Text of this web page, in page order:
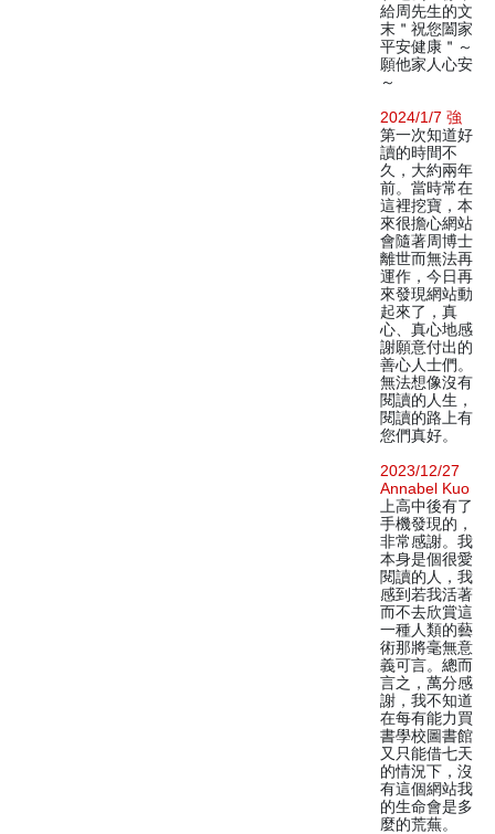
給周先生的文
末＂祝您闔家
平安健康＂～
願他家人心安
～
2024/1/7 強
第一次知道好
讀的時間不
久，大約兩年
前。當時常在
這裡挖寶，本
來很擔心網站
會隨著周博士
離世而無法再
運作，今日再
來發現網站動
起來了，真
心、真心地感
謝願意付出的
善心人士們。
無法想像沒有
閱讀的人生，
閱讀的路上有
您們真好。
2023/12/27
Annabel Kuo
上高中後有了
手機發現的，
非常感謝。我
本身是個很愛
閱讀的人，我
感到若我活著
而不去欣賞這
一種人類的藝
術那將毫無意
義可言。總而
言之，萬分感
謝，我不知道
在每有能力買
書學校圖書館
又只能借七天
的情況下，沒
有這個網站我
的生命會是多
麼的荒蕪。